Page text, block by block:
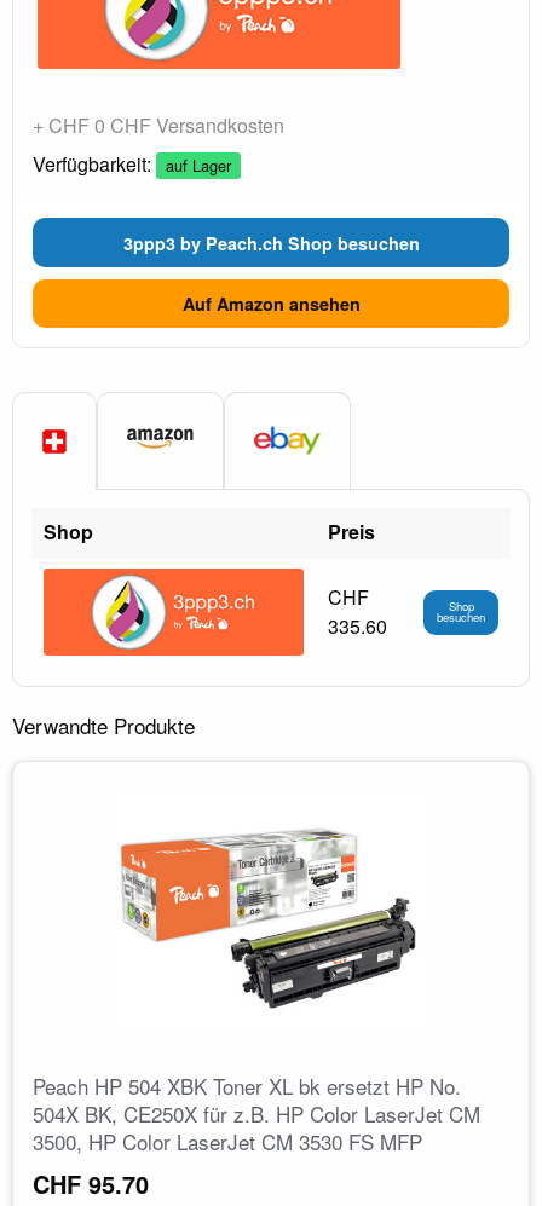
+ CHF 0 CHF Versandkosten
Verfügbarkeit:
auf Lager
3ppp3 by Peach.ch Shop besuchen
Auf Amazon ansehen
Shop Preis
CHF
335.60
Shop
besuchen
Verwandte Produkte
Peach HP 504 XBK Toner XL bk ersetzt HP No.
504X BK, CE250X für z.B. HP Color LaserJet CM
3500, HP Color LaserJet CM 3530 FS MFP
CHF 95.70